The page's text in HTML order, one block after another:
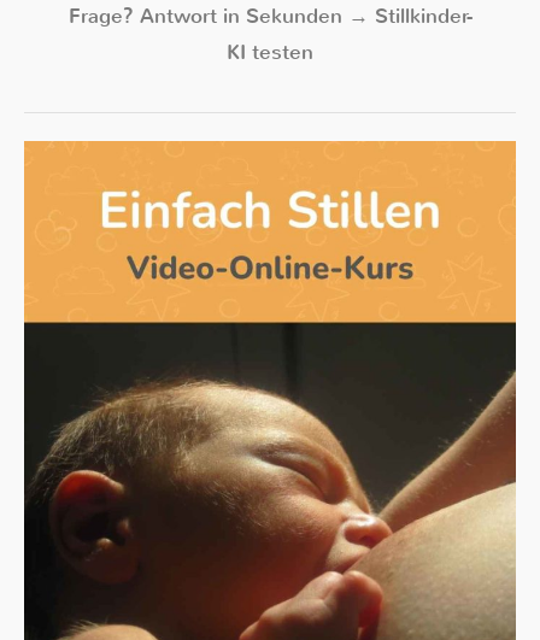
Frage? Antwort in Sekunden → Stillkinder-
KI testen